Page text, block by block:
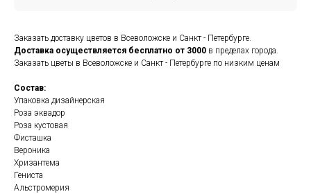
Заказать доставку цветов в Всеволожске и Санкт - Петербурге.
Доставка осуществляется бесплатно от 3000 в пределах города.
Заказать цветы в Всеволожске и Санкт - Петербурге по низким ценам
Состав:
Упаковка дизайнерская
Роза эквадор
Роза кустовая
Фисташка
Вероника
Хризантема
Гениста
Альстромерия